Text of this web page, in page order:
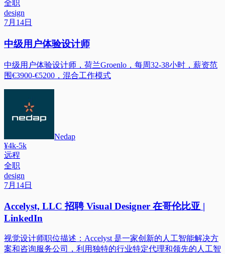
全职
design
7月14日
中级用户体验设计师
中级用户体验设计师，荷兰Groenlo，每周32-38小时，薪资范
围€3900-€5200，混合工作模式
Nedap
¥4k-5k
远程
全职
design
7月14日
Accelyst, LLC 招聘 Visual Designer 在哥伦比亚 |
LinkedIn
视觉设计师职位描述：Accelyst 是一家创新的人工智能解决方
案和咨询服务公司，利用独特的行业特定代理和领先的人工智